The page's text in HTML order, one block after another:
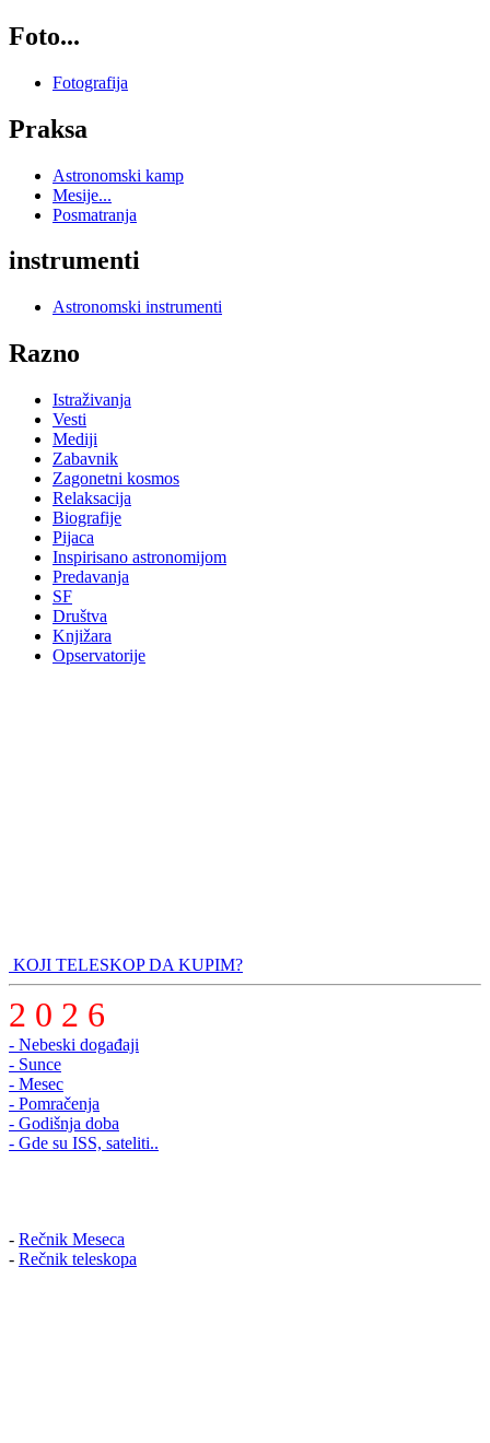
Foto...
Fotografija
Praksa
Astronomski kamp
Mesije...
Posmatranja
instrumenti
Astronomski instrumenti
Razno
Istraživanja
Vesti
Mediji
Zabavnik
Zagonetni kosmos
Relaksacija
Biografije
Pijaca
Inspirisano astronomijom
Predavanja
SF
Društva
Knjižara
Opservatorije
KOJI TELESKOP DA KUPIM?
2 0 2 6
- Nebeski događaji
- Sunce
- Mesec
- Pomračenja
- Godišnja doba
- Gde su ISS, sateliti..
- Rečnik Meseca
- Rečnik teleskopa